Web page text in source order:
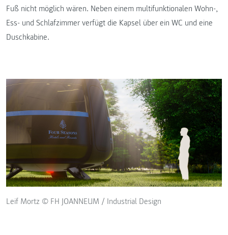
Fuß nicht möglich wären. Neben einem multifunktionalen Wohn-,
Ess- und Schlafzimmer verfügt die Kapsel über ein WC und eine
Duschkabine.
Leif Mortz © FH JOANNEUM / Industrial Design